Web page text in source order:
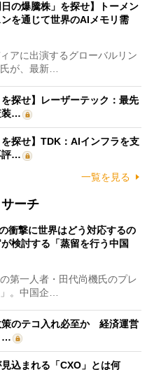
日の爆騰株」を探せ】トーメン
を通じて世界のAIメモリ需
アに出演するグローバルリン
が、最新…
探せ】レーザーテック：最先
装…
探せ】TDK：AIインフラを支
評…
一覧を見る
ーチ
衝撃に世界はどう対応するの
検討する「蒸留を行う中国
第一人者・田代尚機氏のプレ
。中国企…
策のテコ入れ必至か 経済運営
…
込まれる「CXO」とは何